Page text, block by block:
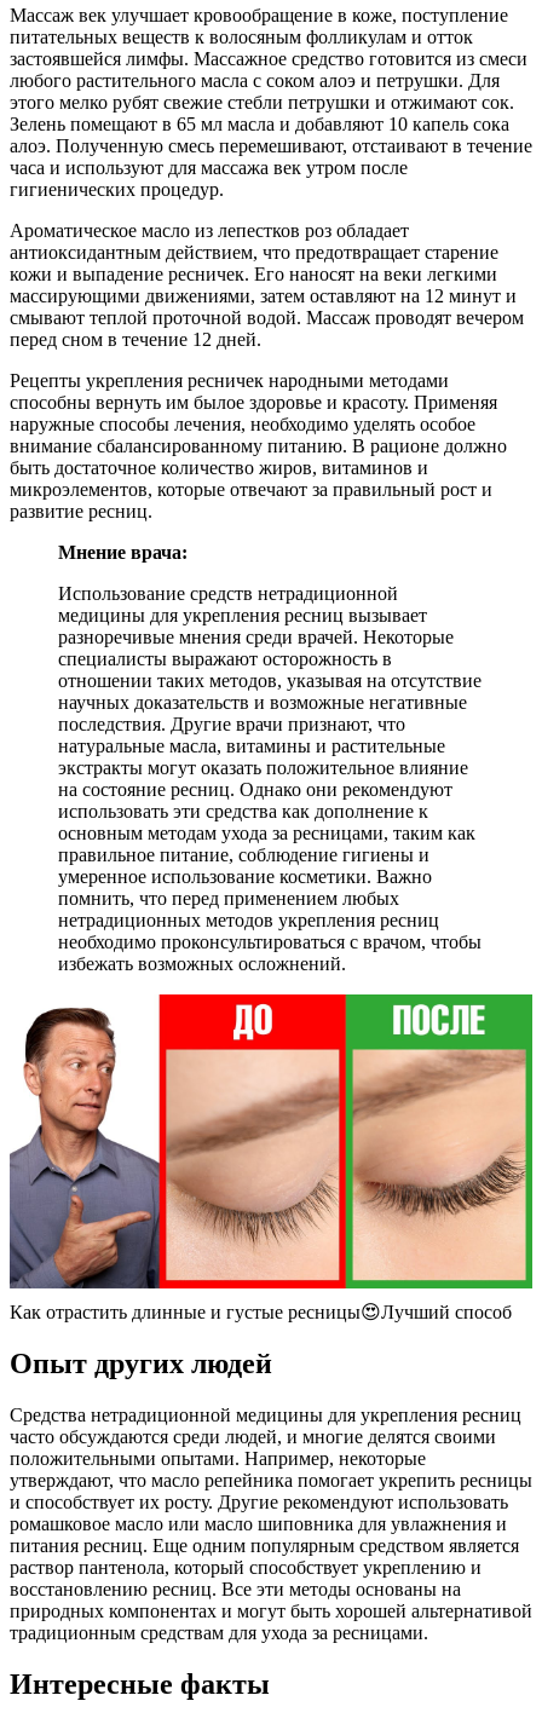
Массаж век улучшает кровообращение в коже, поступление
питательных веществ к волосяным фолликулам и отток
застоявшейся лимфы. Массажное средство готовится из смеси
любого растительного масла с соком алоэ и петрушки. Для
этого мелко рубят свежие стебли петрушки и отжимают сок.
Зелень помещают в 65 мл масла и добавляют 10 капель сока
алоэ. Полученную смесь перемешивают, отстаивают в течение
часа и используют для массажа век утром после
гигиенических процедур.
Ароматическое масло из лепестков роз обладает
антиоксидантным действием, что предотвращает старение
кожи и выпадение ресничек. Его наносят на веки легкими
массирующими движениями, затем оставляют на 12 минут и
смывают теплой проточной водой. Массаж проводят вечером
перед сном в течение 12 дней.
Рецепты укрепления ресничек народными методами
способны вернуть им былое здоровье и красоту. Применяя
наружные способы лечения, необходимо уделять особое
внимание сбалансированному питанию. В рационе должно
быть достаточное количество жиров, витаминов и
микроэлементов, которые отвечают за правильный рост и
развитие ресниц.
Мнение врача:
Использование средств нетрадиционной
медицины для укрепления ресниц вызывает
разноречивые мнения среди врачей. Некоторые
специалисты выражают осторожность в
отношении таких методов, указывая на отсутствие
научных доказательств и возможные негативные
последствия. Другие врачи признают, что
натуральные масла, витамины и растительные
экстракты могут оказать положительное влияние
на состояние ресниц. Однако они рекомендуют
использовать эти средства как дополнение к
основным методам ухода за ресницами, таким как
правильное питание, соблюдение гигиены и
умеренное использование косметики. Важно
помнить, что перед применением любых
нетрадиционных методов укрепления ресниц
необходимо проконсультироваться с врачом, чтобы
избежать возможных осложнений.
Как отрастить длинные и густые ресницы😍Лучший способ
Опыт других людей
Средства нетрадиционной медицины для укрепления ресниц
часто обсуждаются среди людей, и многие делятся своими
положительными опытами. Например, некоторые
утверждают, что масло репейника помогает укрепить ресницы
и способствует их росту. Другие рекомендуют использовать
ромашковое масло или масло шиповника для увлажнения и
питания ресниц. Еще одним популярным средством является
раствор пантенола, который способствует укреплению и
восстановлению ресниц. Все эти методы основаны на
природных компонентах и могут быть хорошей альтернативой
традиционным средствам для ухода за ресницами.
Интересные факты